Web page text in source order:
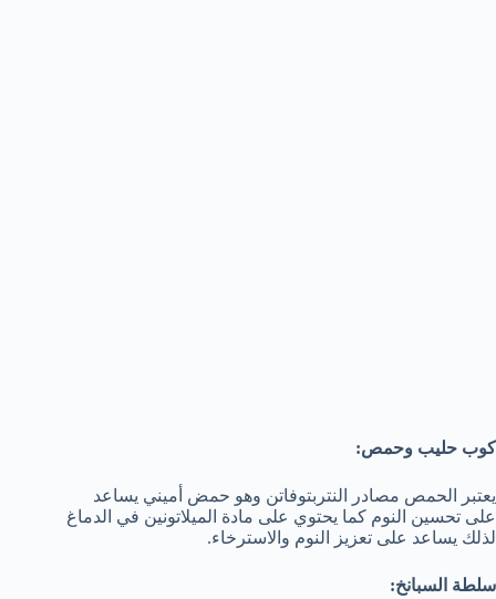
كوب حليب وحمص:
يعتبر الحمص مصادر النتربتوفاتن وهو حمض أميني يساعد
على تحسين النوم كما يحتوي على مادة الميلاتونين في الدماغ
لذلك يساعد على تعزيز النوم والاسترخاء.
سلطة السبانخ: